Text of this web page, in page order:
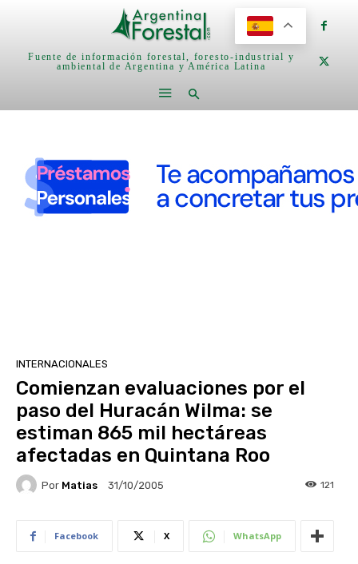
Fuente de información forestal, foresto-industrial y
ambiental de Argentina y América Latina
INTERNACIONALES
Comienzan evaluaciones por el
paso del Huracán Wilma: se
estiman 865 mil hectáreas
afectadas en Quintana Roo
Por Matias 31/10/2005 121
Facebook X WhatsApp